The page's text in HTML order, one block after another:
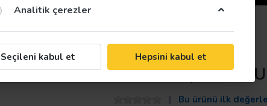
Taroks
Dikkat Köpek Var
Bu ürünü ilk
Analitik çerezler
Seçileni kabul et Hepsini kabul et